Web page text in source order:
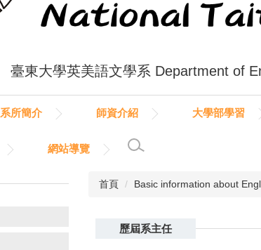
臺東大學英美語文學系 Department of
系所簡介 師資介紹 大學部學習
網站導覽
首頁 Basic information about
歷屆系主任